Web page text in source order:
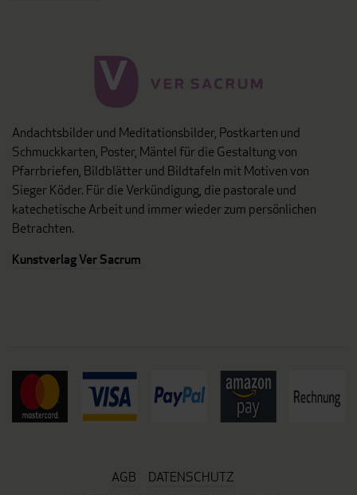
Andachtsbilder und Meditationsbilder, Postkarten und
Schmuckkarten, Poster, Mäntel für die Gestaltung von
Pfarrbriefen, Bildblätter und Bildtafeln mit Motiven von
Sieger Köder. Für die Verkündigung, die pastorale und
katechetische Arbeit und immer wieder zum persönlichen
Betrachten.
Kunstverlag Ver Sacrum
AGB
DATENSCHUTZ